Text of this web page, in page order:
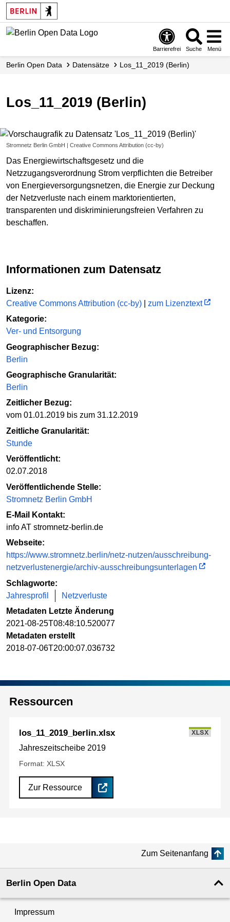
Skip
to
main
Barrierefrei Suche Menü
Berlin Open Data Datensätze Los_11_2019 (Berlin)
Los_11_2019 (Berlin)
Stromnetz Berlin GmbH | Creative Commons Attribution (cc-by)
Das Energiewirtschaftsgesetz und die
Netzzugangsverordnung Strom verpflichten die Betreiber
von Energieversorgungsnetzen, die Energie zur Deckung
der Netzverluste nach einem marktorientierten,
transparenten und diskriminierungsfreien Verfahren zu
beschaffen.
Informationen zum Datensatz
Lizenz:
Creative Commons Attribution (cc-by)
zum Lizenztext
Kategorie:
Ver- und Entsorgung
Geographischer Bezug:
Berlin
Geographische Granularität:
Berlin
Zeitlicher Bezug:
vom 01.01.2019 bis zum 31.12.2019
Zeitliche Granularität:
Stunde
Veröffentlicht:
02.07.2018
Veröffentlichende Stelle:
Stromnetz Berlin GmbH
E-Mail Kontakt:
info AT stromnetz-berlin.de
Webseite:
https://www.stromnetz.berlin/netz-nutzen/ausschreibung-
netzverlustenergie/archiv-ausschreibungsunterlagen
Schlagworte:
Jahresprofil
Netzverluste
Metadaten Letzte Änderung
2021-08-25T08:48:10.520077
Metadaten erstellt
2018-07-06T20:00:07.036732
Ressourcen
los_11_2019_berlin.xlsx XLSX
Jahreszeitscheibe 2019
Format: XLSX
Zur Ressource
Zum Seitenanfang
Berlin Open Data
Impressum